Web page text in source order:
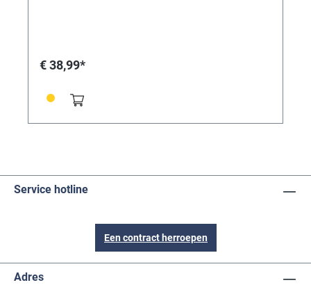
€ 38,99*
Service hotline
Een contract herroepen
Adres